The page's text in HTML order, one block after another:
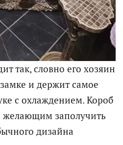
так, словно его хозяин
и держит самое
с охлаждением. Короб
заполучить
дизайна